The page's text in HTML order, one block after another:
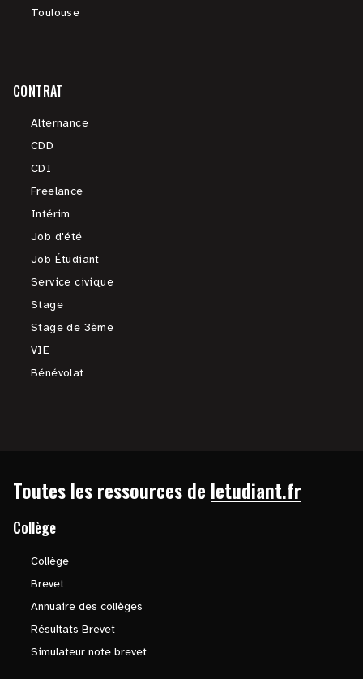
Toulouse
CONTRAT
Alternance
CDD
CDI
Freelance
Intérim
Job d'été
Job Étudiant
Service civique
Stage
Stage de 3ème
VIE
Bénévolat
Toutes les ressources de letudiant.fr
Collège
Collège
Brevet
Annuaire des collèges
Résultats Brevet
Simulateur note brevet